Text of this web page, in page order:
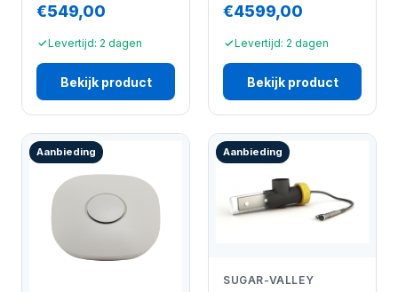
€549,00
Levertijd: 2 dagen
Bekijk product
€4599,00
Levertijd: 2 dagen
Bekijk product
Aanbieding Aanbieding
SUGAR-VALLEY